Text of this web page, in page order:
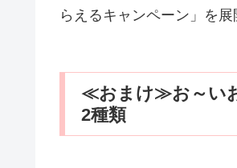
らえるキャンペーン」を展
≪おまけ≫お～い
2種類